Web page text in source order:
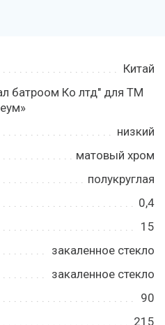
Китай
батроом Ко лтд" для ТМ
низкий
матовый хром
полукруглая
0,4
15
закаленное стекло
закаленное стекло
90
215